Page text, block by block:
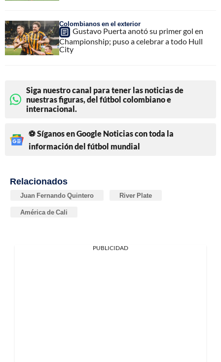
Colombianos en el exterior
Gustavo Puerta anotó su primer gol en
Championship; puso a celebrar a todo Hull
City
Siga nuestro canal para tener las noticias de
nuestras figuras, del fútbol colombiano e
internacional.
⚽ Síganos en Google Noticias con toda la
información del fútbol mundial
Relacionados
Juan Fernando Quintero River Plate
América de Cali
PUBLICIDAD